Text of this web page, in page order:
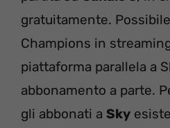
gratuitamente.
Champions in
piattaforma parallela a
abbonamento a parte.
gli abbonati a Sky